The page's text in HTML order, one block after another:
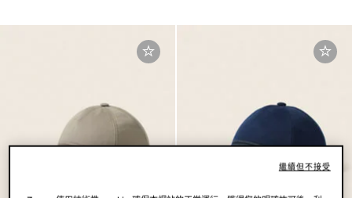
繼續但不接受